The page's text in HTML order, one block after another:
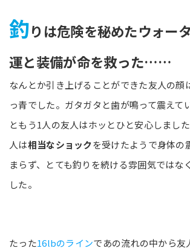
釣りは危険を秘めたウォー
運と装備が命を救った……
なんとか引き上げることができた友人の顔
っ青でした。ガタガタと歯が鳴って震えて
ともう1人の友人はホッとひと安心しまし
人は相当なショックを受けたようで身体の
まらず、とても釣りを続ける雰囲気ではな
した。
たった16lbのラインであの流れの中から友